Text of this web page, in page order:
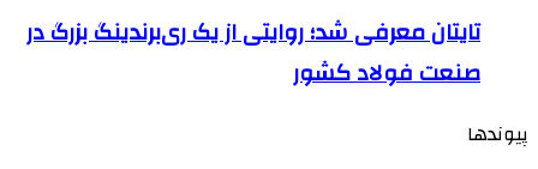
تایتان معرفی شد؛ روایتی از یک ری‌برندینگ بزرگ در
صنعت فولاد کشور
پیوندها